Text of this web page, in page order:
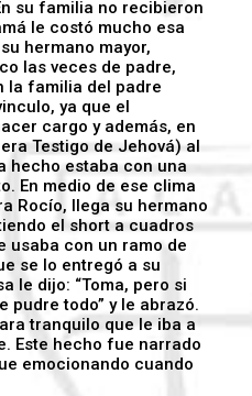
su familia no recibieron
le costó mucho esa
hermano mayor,
las veces de padre,
la familia del padre
ya que el
cargo y además, en
Testigo de Jehová) al
hecho estaba con una
En medio de ese clima
Rocío, llega su hermano
el short a cuadros
usaba con un ramo de
se lo entregó a su
le dijo: “Toma, pero si
pudre todo” y le abrazó.
tranquilo que le iba a
Este hecho fue narrado
emocionando cuando